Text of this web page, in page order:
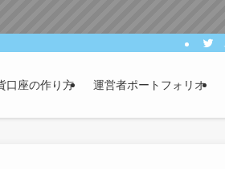
口座の作り方 運営者ポートフォリオ